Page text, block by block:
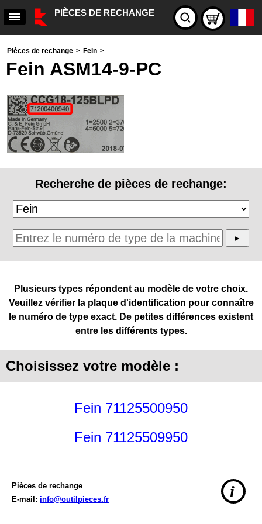
PIÈCES DE RECHANGE
Pièces de rechange > Fein >
Fein ASM14-9-PC
Recherche de pièces de rechange:
Plusieurs types répondent au modèle de votre choix.
Veuillez vérifier la plaque d'identification pour connaître
le numéro de type exact. De petites différences existent
entre les différents types.
Choisissez votre modèle :
Fein 71125500950
Fein 71125509950
Pièces de rechange
E-mail: info@outilpieces.fr i